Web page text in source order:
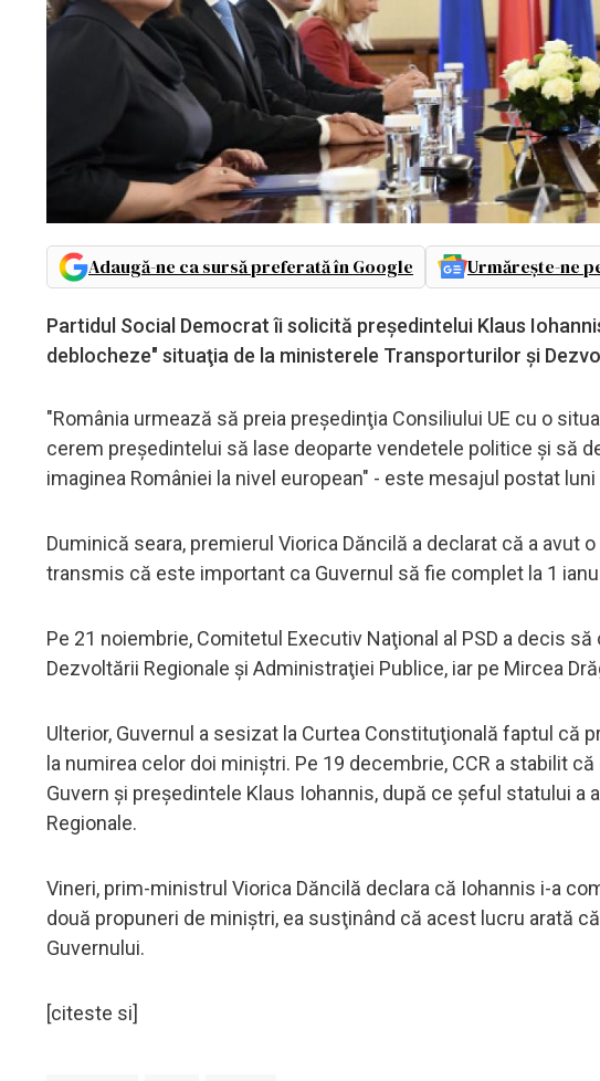
Adaugă-ne ca sursă preferată în Google Urmărește-ne
Partidul Social Democrat îi solicită preşedintelui Klaus
deblocheze" situaţia de la ministerele Transporturilor şi
"România urmează să preia preşedinţia Consiliului UE cu o
cerem preşedintelui să lase deoparte vendetele politice şi să
imaginea României la nivel european" - este mesajul postat luni
Duminică seara, premierul Viorica Dăncilă a declarat că a avut
transmis că este important ca Guvernul să fie complet la 1
Pe 21 noiembrie, Comitetul Executiv Naţional al PSD a decis
Dezvoltării Regionale şi Administraţiei Publice, iar pe Mircea
Ulterior, Guvernul a sesizat la Curtea Constituţională faptul că
la numirea celor doi miniştri. Pe 19 decembrie, CCR a stabilit
Guvern şi preşedintele Klaus Iohannis, după ce şeful statului
Regionale.
Vineri, prim-ministrul Viorica Dăncilă declara că Iohannis i-a
două propuneri de miniştri, ea susţinând că acest lucru arată
Guvernului.
[citeste si]